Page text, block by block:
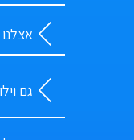
גם